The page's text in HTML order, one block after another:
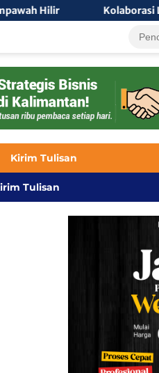
Kolaborasi Lintas Sektor
Kirim Tulisan
Tulisan